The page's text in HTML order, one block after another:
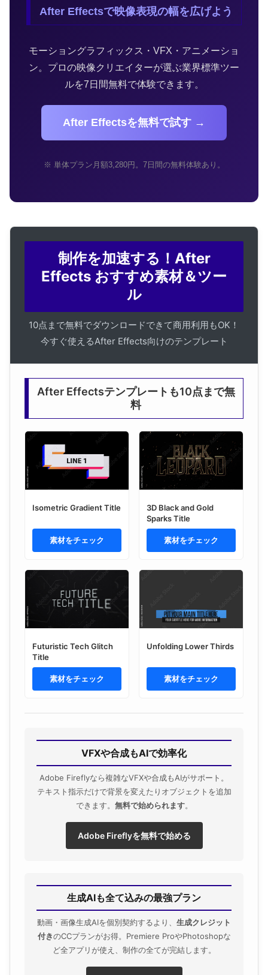
After Effectsで映像表現の幅を広げよう
モーショングラフィックス・VFX・アニメーショ
ン。プロの映像クリエイターが選ぶ業界標準ツー
ルを7日間無料で体験できます。
After Effectsを無料で試す →
※ 単体プラン月額3,280円。7日間の無料体験あり。
制作を加速する！After
Effects おすすめ素材＆ツー
ル
10点まで無料でダウンロードできて商用利用もOK！
今すぐ使えるAfter Effects向けのテンプレート
After Effectsテンプレートも10点まで無
料
Isometric Gradient Title
素材をチェック
3D Black and Gold
Sparks Title
素材をチェック
Futuristic Tech Glitch
Title
素材をチェック
Unfolding Lower Thirds
素材をチェック
VFXや合成もAIで効率化
Adobe Fireflyなら複雑なVFXや合成もAIがサポート。
テキスト指示だけで背景を変えたりオブジェクトを追加
できます。 無料で始められます。
Adobe Fireflyを無料で始める
生成AIも全て込みの最強プラン
動画・画像生成AIを個別契約するより、 生成クレジット
付きのCCプランがお得。Premiere ProやPhotoshopな
ど全アプリが使え、制作の全てが完結します。